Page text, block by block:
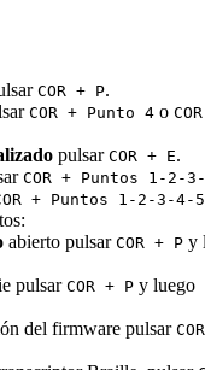
COR + P.
COR + Punto 4 o
pulsar COR + E.
COR + Puntos 1-2-
+ Puntos 1-2-3-4-
abierto pulsar COR + P y
pulsar COR + P y luego
del firmware pulsar